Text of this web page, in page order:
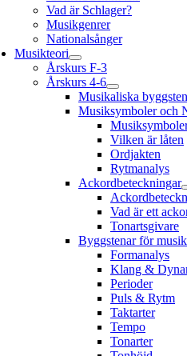
Vad är Schlager?
Musikgenrer
Nationalsånger
Musikteori
Årskurs F-3
Årskurs 4-6
Musikaliska
Musiksymboler och
Vilken är låten
Ordjakten
Rytmanalys
Ackordbeteckningar
Vad är ett
Tonartsgivare
Byggstenar för musik
Formanalys
Klang &
Perioder
Puls & Rytm
Taktarter
Tempo
Tonarter